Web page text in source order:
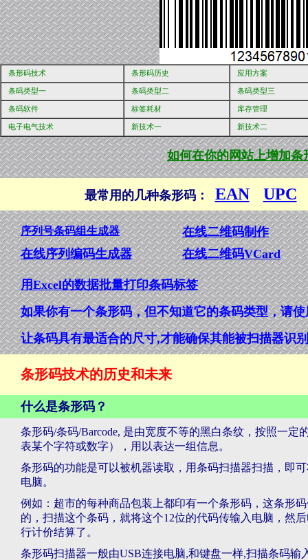
条形码技术 条形码历史 应用方案
条码类型一 条码类型二 条码类型三
条码软件 标签耗材 库存管理
电子电气技术 新技术一 新技术二
如何在你的网站上增加条
最常用的几种条形码： EAN UPC
序列号条码组生成器
在线二维码制作
在线序列编码生成器
在线二维码VCard
用Excel的数据批量打印条码标签
如果你有一个条形码，但不知道它的条码类型，请
让条码具有最适合的尺寸,才能确保其能被扫描器识
条形码技术的历史和未来
什么是条形码？
条形码/条码/Barcode, 是由宽度不等的黑白条纹，按照一
表某个字符或数字），用以表达一组信息。
条形码的功能是可以被机器读取，用条码扫描器扫描，即
电脑。
例如：超市的每种商品包装上都印有一个条形码，这条形
的，扫描这个条码，就将这个12位的代码传输入电脑，然
行计价结算了。
条形码扫描器一般由USB连接电脑,和键盘一样,扫描条码